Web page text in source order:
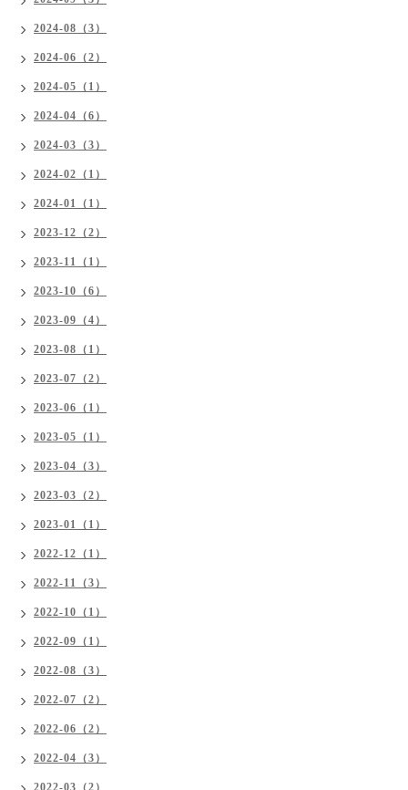
2024-08（3）
2024-06（2）
2024-05（1）
2024-04（6）
2024-03（3）
2024-02（1）
2024-01（1）
2023-12（2）
2023-11（1）
2023-10（6）
2023-09（4）
2023-08（1）
2023-07（2）
2023-06（1）
2023-05（1）
2023-04（3）
2023-03（2）
2023-01（1）
2022-12（1）
2022-11（3）
2022-10（1）
2022-09（1）
2022-08（3）
2022-07（2）
2022-06（2）
2022-04（3）
2022-03（2）